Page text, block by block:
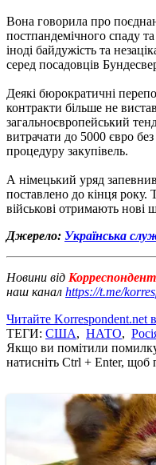
Вона говорила про
постпандемічного спаду
іноді байдужість та
серед посадовців
Деякі бюрократичні
контракти більше не
загальноєвропейський
витрачати до 5000 євро
процедуру закупівель.
А німецький уряд
поставлено до кінця
військові отримають нові
Джерело: Українська
Новини від
наш канал https://t.me/
Читайте Korrespondent.net
ТЕГИ: США, НАТО,
Якщо ви помітили помилку,
натисніть Ctrl + Enter, щоб